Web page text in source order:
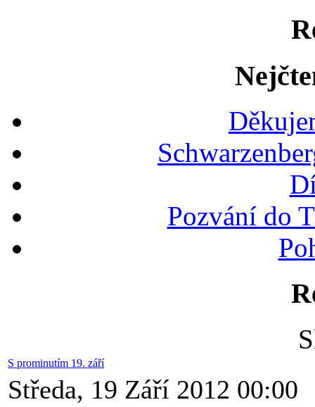
Pozvání do
S prominutím 19. září
Středa, 19 Září 2012 00:00